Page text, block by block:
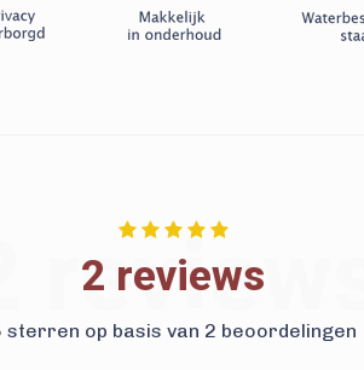
2 reviews
2 reviews
sterren op basis van 2 beoordelingen